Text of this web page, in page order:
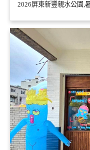
2026屏東新豐親水公園,